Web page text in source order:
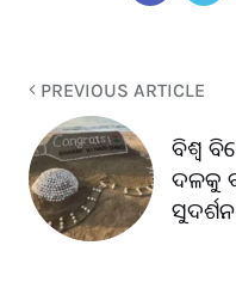
PREVIOUS ARTICLE
ବିଶ୍ବ
ଦଳକୁ